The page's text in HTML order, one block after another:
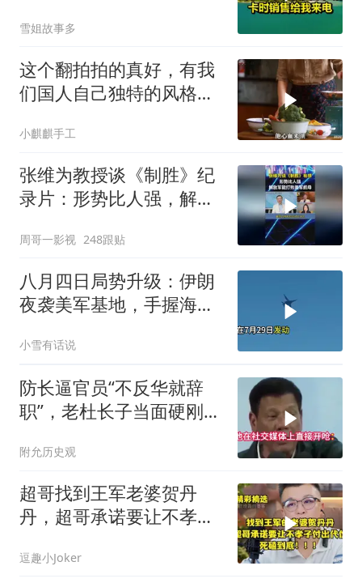
雪姐故事多
这个翻拍拍的真好，有我
们国人自己独特的风格魅
小麒麒手工
张维为教授谈《制胜》纪
录片：形势比人强，解放
周哥一影视 248跟贴
八月四日局势升级：伊朗
夜袭美军基地，手握海峡
小雪有话说
防长逼官员“不反华就辞
职”，老杜长子当面硬刚：
附允历史观
超哥找到王军老婆贺丹
丹，超哥承诺要让不孝子
逗趣小Joker